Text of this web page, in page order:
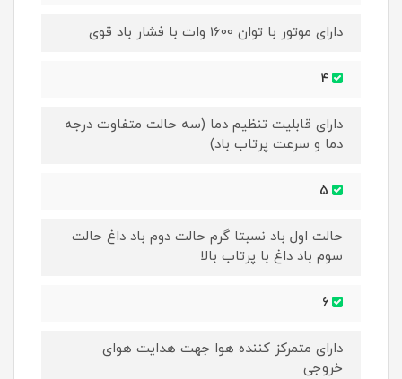
دارای موتور با توان 1600 وات با فشار باد قوی
دارای قابلیت تنظیم دما (سه حالت متفاوت درجه
دما و سرعت پرتاب باد)
حالت اول باد نسبتا گرم حالت دوم باد داغ حالت
سوم باد داغ با پرتاب بالا
دارای متمرکز کننده هوا جهت هدایت هوای
خروجی